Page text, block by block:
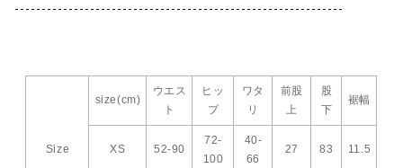
-------------------------------------------------------------
Size
size(cm)
ウエス
ト
ヒッ
プ
ワタ
リ
前股
上
股
下
裾幅
XS 52-90
72-
100
40-
66
27 83 11.5